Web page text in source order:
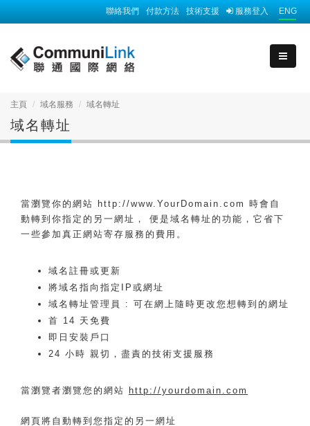
ENG
服務登入
技術支援
付款方法
聯絡我們
主頁 域名服務 域名轉址
域名轉址
當瀏覽你的網站 http://www.YourDomain.com
時會自
動轉到你指定的另一網址， 便是域名轉址的功能，它省下
一些參加真正網站寄存服務的費用。
域名註冊或更新
將域名指向指定IP或網址
域名轉址管理員 : 可在網上隨時更改您想轉到的網址
首 14 天免費
即日安裝戶口
24 小時 親切，盡責的技術支援服務
當瀏覽者瀏覽您的網站 http://yourdomain.com
網頁將自動轉到您指定的另一網址